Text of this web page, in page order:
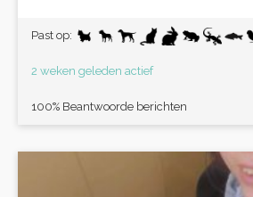
Past op:
2 weken geleden actief
100% Beantwoorde berichten